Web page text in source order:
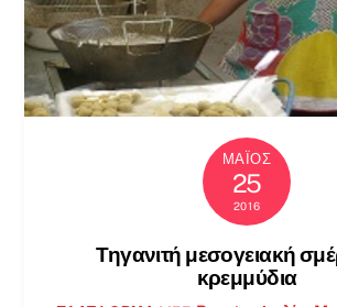
ΜΆΙΟΣ
25
2016
Τηγανιτή μεσογειακή
κρεμμύδια